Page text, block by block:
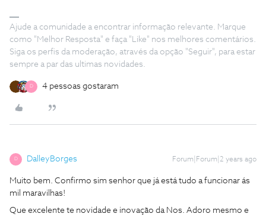
Ajude a comunidade a encontrar informação relevante. Marque
como "Melhor Resposta" e faça "Like" nos melhores comentários.
Siga os perfis da moderação, através da opção "Seguir", para estar
sempre a par das ultimas novidades.
D 4 pessoas gostaram
D DalleyBorges Forum|Forum|2 years ago
Muito bem. Confirmo sim senhor que já está tudo a funcionar ás
mil maravilhas!
Que excelente te novidade e inovação da Nos. Adoro mesmo e